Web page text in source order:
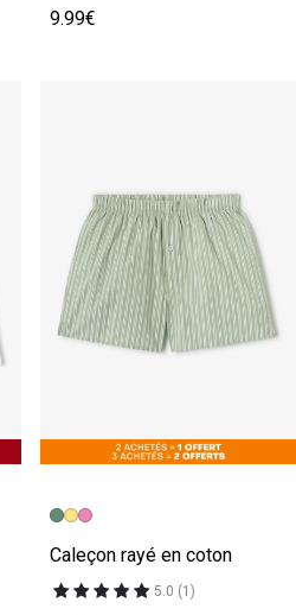
9.99€
Caleçon rayé en coton
5.0 (1)